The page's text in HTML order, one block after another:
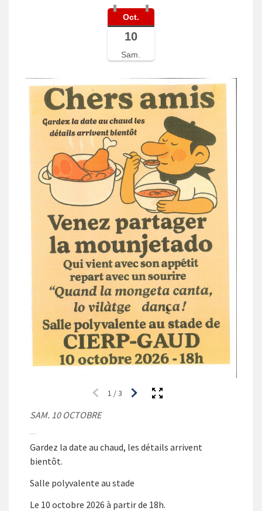
Oct.
10
Sam.
1 /3
SAM. 10 OCTOBRE
Gardez la date au chaud, les détails arrivent
bientôt.
Salle polyvalente au stade
Le 10 octobre 2026 à partir de 18h.